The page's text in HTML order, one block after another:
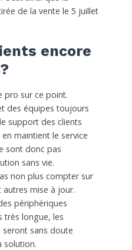
de la vente le 5 juillet
encore
pro sur ce point.
des équipes toujours
support des clients
maintient le service
sont donc pas
sans vie.
non plus compter sur
mise à jour.
périphériques
très longue, les
sans doute
solution.